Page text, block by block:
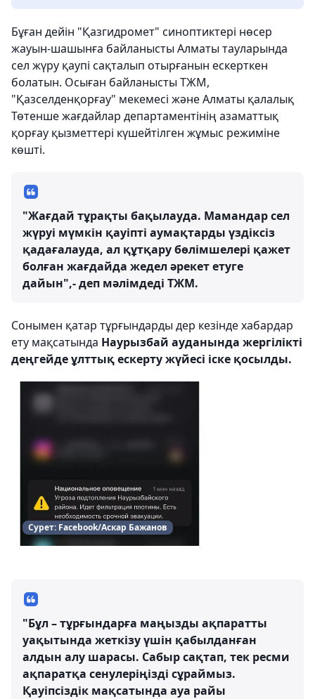
Бұған дейін "Қазгидромет" синоптиктері нөсер
жауын-шашынға байланысты Алматы тауларында
сел жүру қаупі сақталып отырғанын ескерткен
болатын. Осыған байланысты ТЖМ,
"Қазселденқорғау" мекемесі және Алматы қалалық
Төтенше жағдайлар департаментінің азаматтық
қорғау қызметтері күшейтілген жұмыс режиміне
көшті.
"Жағдай тұрақты бақылауда. Мамандар сел
жүруі мүмкін қауіпті аумақтарды үздіксіз
қадағалауда, ал құтқару бөлімшелері қажет
болған жағдайда жедел әрекет етуге
дайын",- деп мәлімдеді ТЖМ.
Сонымен қатар тұрғындарды дер кезінде хабардар
ету мақсатында Наурызбай ауданында жергілікті
деңгейде ұлттық ескерту жүйесі іске қосылды.
Сурет: Facebook/Аскар Бажанов
"Бұл – тұрғындарға маңызды ақпаратты
уақытында жеткізу үшін қабылданған
алдын алу шарасы. Сабыр сақтап, тек ресми
ақпаратқа сенулеріңізді сұраймыз.
Қауіпсіздік мақсатында ауа райы